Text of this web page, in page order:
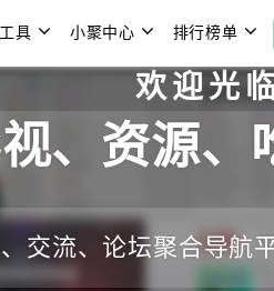
具 小聚中心 排行榜单
欢迎光临聚收集
、资源、
交流、论坛聚合导航